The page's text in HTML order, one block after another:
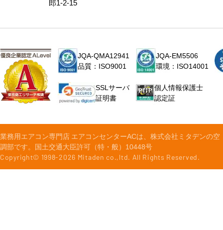
郎1-2-15
JQA-QMA12941
品質：ISO9001
JQA-EM5506
環境：ISO14001
SSLサーバ
証明書
個人情報保護士
認定証
業務用エアコン専門店 エアコンセンターACは、株式会社ミタデンの空
調部です。国土交通大臣許可（特・般）10448号
Copyright© 1998-2026 Mitaden co.,ltd. All Rights Reserved.